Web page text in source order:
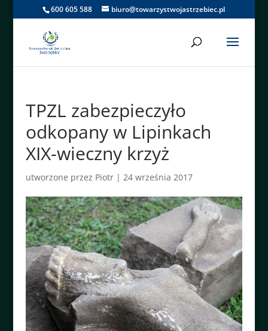
600 605 588 biuro@towarzystwojastrzebiec.pl
TPZL zabezpieczyło
odkopany w Lipinkach
XIX-wieczny krzyż
utworzone przez Piotr| 24 września 2017